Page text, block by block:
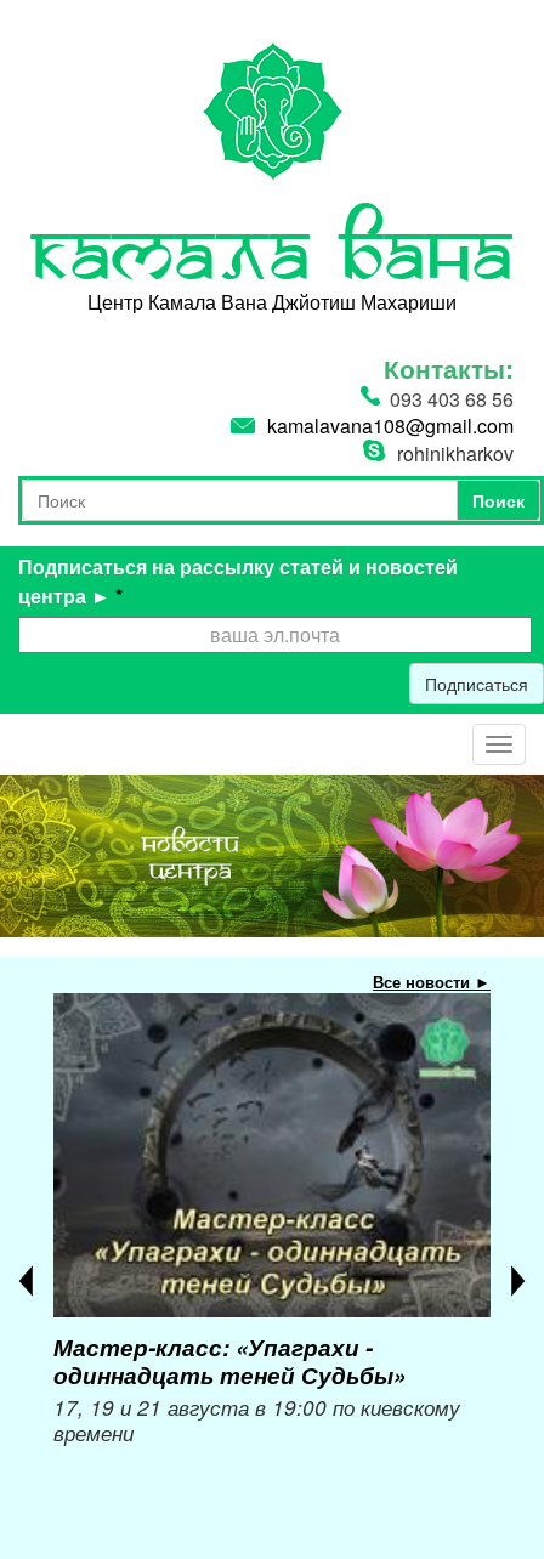
Камала Вана
Центр Камала Вана Джйотиш Махариши
Контакты:
093 403 68 56
kamalavana108@gmail.com
rohinikharkov
Форма поиска
Поиск
Поиск
Подписаться на рассылку статей и новостей
центра ► *
Подписаться
Все новости ►
Мастер-класс: «Упаграхи -
одиннадцать теней Судьбы»
17, 19 и 21 августа в 19:00 по киевскому
времени